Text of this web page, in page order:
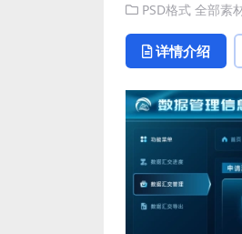
PSD格式 全部素
详情介绍